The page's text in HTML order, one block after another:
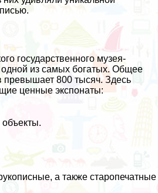
государственного музея-
одной из самых богатых. Общее
превышает 800 тысяч. Здесь
ценные экспонаты:
объекты.
а также старопечатные